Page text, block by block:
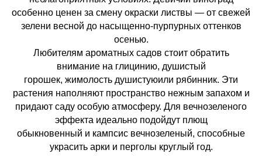
особенно ценен за смену окраски листвы — от свежей
зелени весной до насыщенно-пурпурных оттенков
осенью.
Любителям ароматных садов стоит обратить
внимание на глицинию, душистый
горошек, жимолость душистуюили рябинник. Эти
растения наполняют пространство нежным запахом и
придают саду особую атмосферу. Для вечнозеленого
эффекта идеально подойдут плющ
обыкновенный и кампсис вечнозеленый, способные
украсить арки и перголы круглый год.